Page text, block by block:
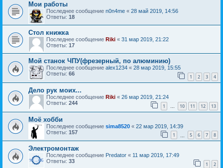
Мои работы
Последнее сообщение n0n4me « 28 май 2019, 14:56
Ответы: 18
Стол книжка
Последнее сообщение Riki « 31 мар 2019, 21:22
Ответы: 17
Мой станок ЧПУ(фрезерный, по алюминию)
Последнее сообщение alex1234 « 28 мар 2019, 15:55
Ответы: 66 1 2 3 4
Дело рук моих...
Последнее сообщение Riki « 26 мар 2019, 21:24
Ответы: 244 1 … 10 11 12 13
Моё хобби
Последнее сообщение sima8520 « 22 мар 2019, 14:39
Ответы: 157 1 5 6 7 8
Электромонтаж
Последнее сообщение Predator « 11 мар 2019, 17:49
Ответы: 33 1 2